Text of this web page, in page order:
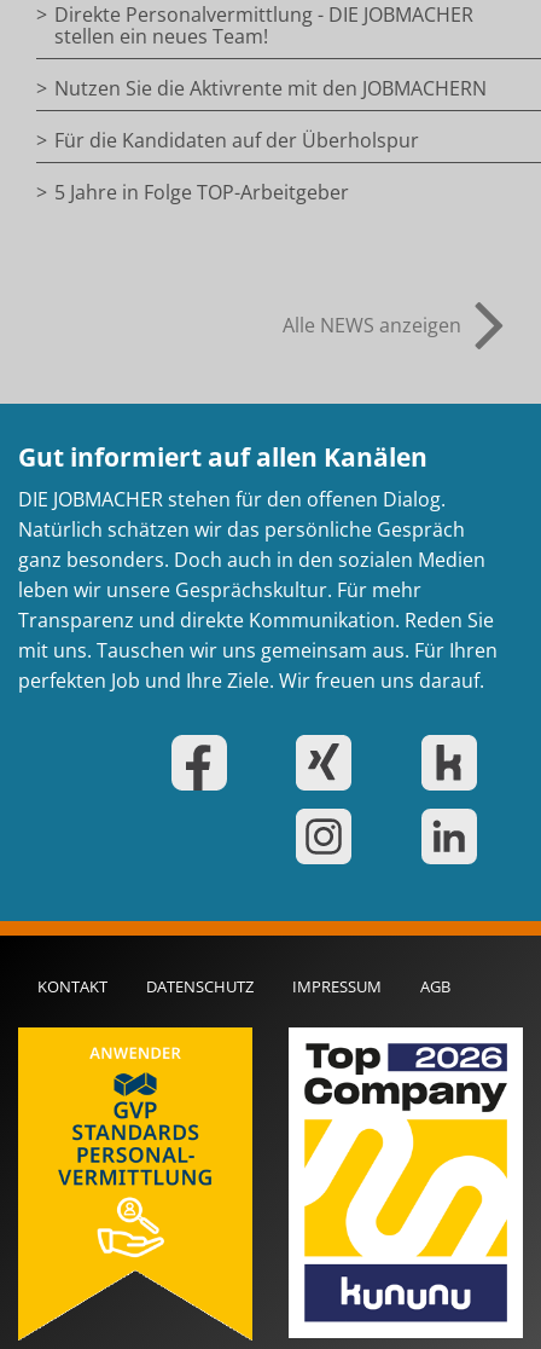
Direkte Personalvermittlung - DIE JOBMACHER
stellen ein neues Team!
Nutzen Sie die Aktivrente mit den JOBMACHERN
Für die Kandidaten auf der Überholspur
5 Jahre in Folge TOP-Arbeitgeber
Alle NEWS anzeigen
Gut informiert auf allen Kanälen
DIE JOBMACHER stehen für den offenen Dialog.
Natürlich schätzen wir das persönliche Gespräch
ganz besonders. Doch auch in den sozialen Medien
leben wir unsere Gesprächskultur. Für mehr
Transparenz und direkte Kommunikation. Reden Sie
mit uns. Tauschen wir uns gemeinsam aus. Für Ihren
perfekten Job und Ihre Ziele. Wir freuen uns darauf.
KONTAKT DATENSCHUTZ IMPRESSUM AGB